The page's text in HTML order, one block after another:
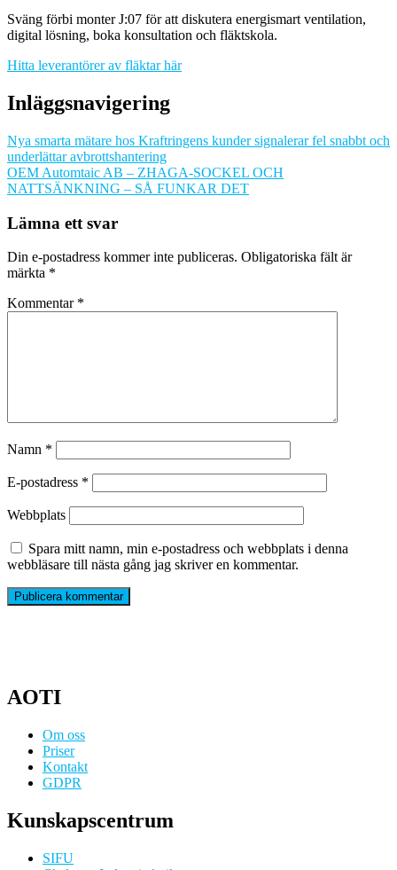
Sväng förbi monter J:07 för att diskutera energismart ventilation,
digital lösning, boka konsultation och fläktskola.
Hitta leverantörer av fläktar här
Inläggsnavigering
Nya smarta mätare hos Kraftringens kunder signalerar fel snabbt och
underlättar avbrottshantering
OEM Automtaic AB – ZHAGA-SOCKEL OCH
NATTSÄNKNING – SÅ FUNKAR DET
Lämna ett svar
Din e-postadress kommer inte publiceras. Obligatoriska fält är
märkta *
Kommentar *
Namn *
E-postadress *
Webbplats
Spara mitt namn, min e-postadress och webbplats i denna
webbläsare till nästa gång jag skriver en kommentar.
AOTI
Om oss
Priser
Kontakt
GDPR
Kunskapscentrum
SIFU